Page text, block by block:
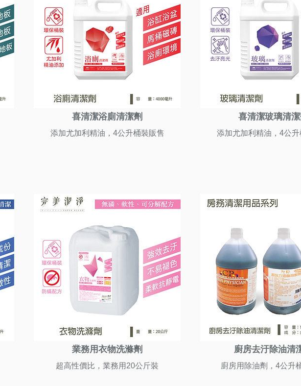
喜清潔浴廁清潔劑
添加尤加利精油，4公升桶裝販售
業務用衣物洗滌劑
超高性價比，業務用20公斤裝
喜清潔玻璃清潔
添加尤加利精油，4公升
廚房去汙除油清
廚房用除油劑，4公升